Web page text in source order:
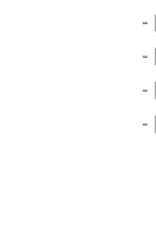
-
-
-
-